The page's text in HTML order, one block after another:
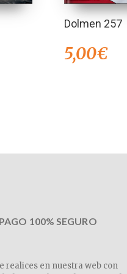
Dolmen 257
5,00€
100% SEGURO
realices en nuestra web con